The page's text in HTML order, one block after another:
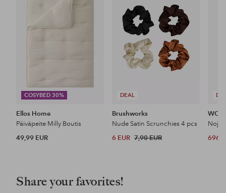
COSYBED 30%
Ellos Home
Päiväpeite Milly Boutis
49,99 EUR
DEAL
Brushworks
Nude Satin Scrunchies 4 pcs
6 EUR 7,90 EUR
696
Share your favorites!